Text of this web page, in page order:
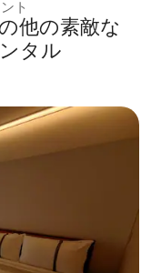
ト
他⁠の素⁠敵⁠な
タ⁠ル